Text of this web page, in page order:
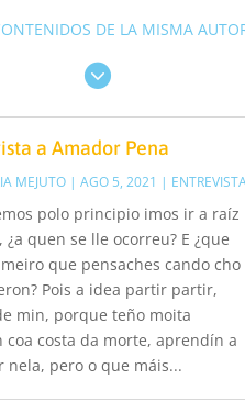
DE LA MISMA

a Amador Pena
MEJUTO| AGO 5, 2021 |
polo principio imos ir a raíz
¿a quen se lle ocorreu? E ¿que
que pensaches cando cho
Pois a idea partir partir,
min, porque teño moita
coa costa da morte, aprendín a
nela, pero o que máis...